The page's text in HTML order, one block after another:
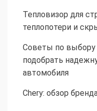
Тепловизор для
теплопотери и
Советы по выбору
подобрать
автомобиля
Chery: обзор